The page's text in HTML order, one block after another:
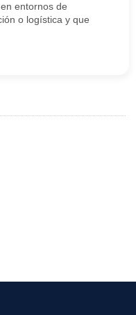
entornos de
o logística y que